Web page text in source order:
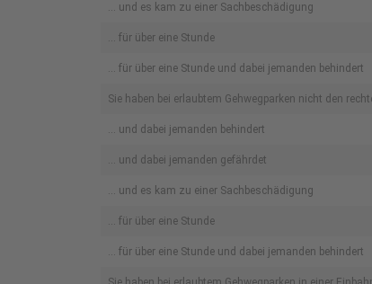
... und es kam zu einer Sachbeschädigung
... für über eine Stunde
... für über eine Stunde und dabei jemanden behindert
Sie haben bei erlaubtem Gehwegparken nicht den
… und dabei jemanden behindert
... und dabei jemanden gefährdet
... und es kam zu einer Sachbeschädigung
... für über eine Stunde
... für über eine Stunde und dabei jemanden behindert